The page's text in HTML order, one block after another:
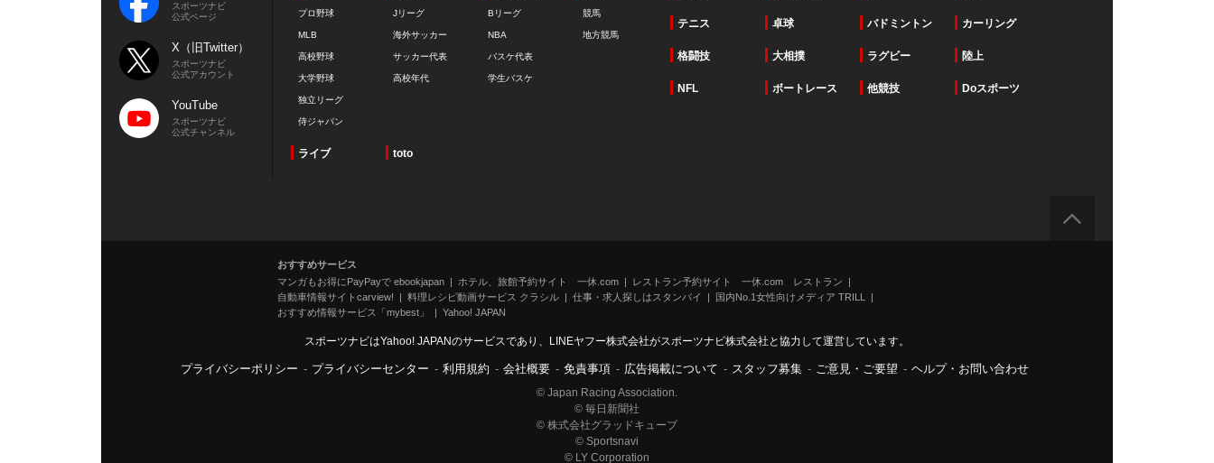
スポーツナビ
公式ページ
X（旧Twitter）
スポーツナビ
公式アカウント
YouTube
スポーツナビ
公式チャンネル
プロ野球
MLB
高校野球
大学野球
独立リーグ
侍ジャパン
Jリーグ
海外サッカー
サッカー代表
高校年代
Bリーグ
NBA
バスケ代表
学生バスケ
競馬
地方競馬
テニス 卓球 バドミントン カーリング
格闘技 大相撲 ラグビー 陸上
NFL ボートレース 他競技 Doスポーツ
ライブ toto
おすすめサービス
マンガもお得にPayPayで ebookjapan
ホテル、旅館予約サイト 一休.com
レストラン予約サイト 一休.com レストラン
自動車情報サイトcarview!
料理レシピ動画サービス クラシル 仕事・求人探しはスタンバイ
国内No.1女性向けメディア TRILL
おすすめ情報サービス「mybest」
Yahoo! JAPAN
スポーツナビはYahoo! JAPANのサービスであり、LINEヤフー株式会社がスポーツナビ株式会社と協力して運営しています。
プライバシーポリシー - プライバシーセンター - 利用規約 - 会社概要 - 免責事項 - 広告掲載について - スタッフ募集 - ご意見・ご要望 - ヘルプ・お問い合わせ
© Japan Racing Association.
© 毎日新聞社
© 株式会社グラッドキューブ
© Sportsnavi
© LY Corporation